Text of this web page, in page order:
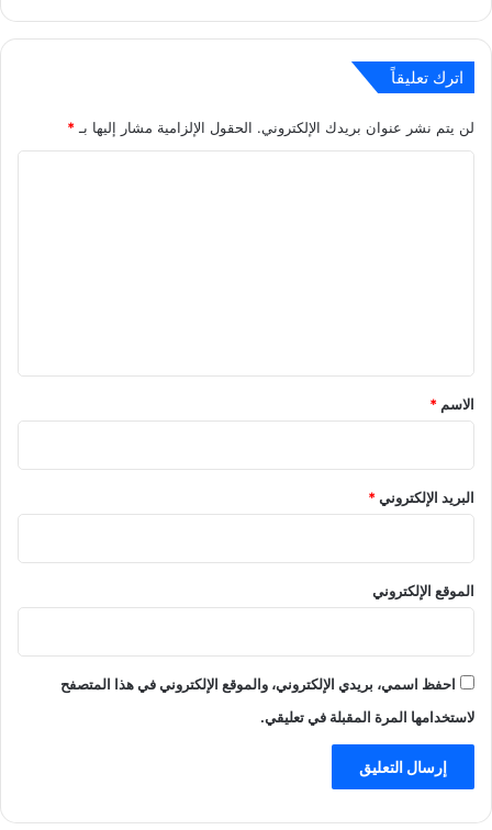
اترك تعليقاً
لن يتم نشر عنوان بريدك الإلكتروني. الحقول الإلزامية مشار إليها بـ *
*
الاسم *
البريد الإلكتروني*
الموقع الإلكتروني
احفظ اسمي، بريدي الإلكتروني، والموقع الإلكتروني في هذا المتصفح
لاستخدامها المرة المقبلة في تعليقي.